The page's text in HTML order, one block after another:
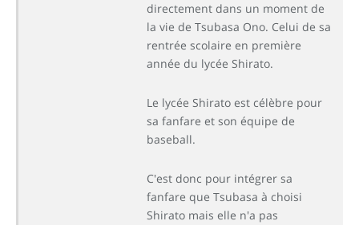
directement dans un moment de
la vie de Tsubasa Ono. Celui de sa
rentrée scolaire en première
année du lycée Shirato.
Le lycée Shirato est célèbre pour
sa fanfare et son équipe de
baseball.
C'est donc pour intégrer sa
fanfare que Tsubasa à choisi
Shirato mais elle n'a pas